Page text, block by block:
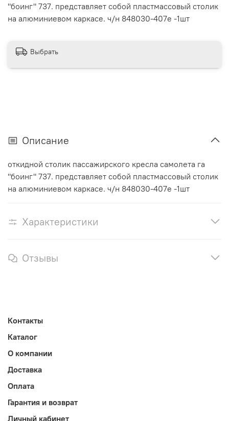
"боинг" 737. представляет собой пластмассовый столик
на алюминиевом каркасе. ч/н 848030-407e -1шт
Выбрать
Описание
откидной столик пассажирского кресла самолета га
"боинг" 737. представляет собой пластмассовый столик
на алюминиевом каркасе. ч/н 848030-407e -1шт
Характеристики
Отзывы
Контакты
Каталог
О компании
Доставка
Оплата
Гарантия и возврат
Личный кабинет